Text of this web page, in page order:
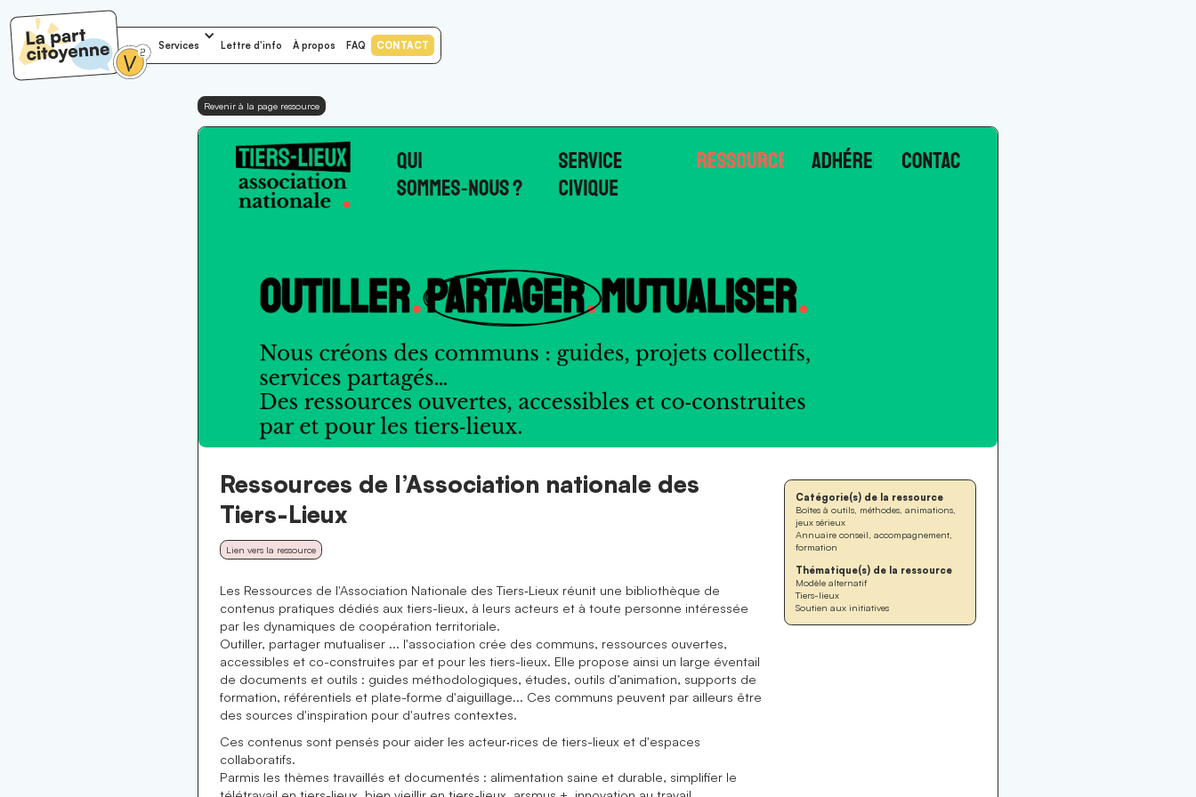
Services Lettre d'info À propos FAQ CONTACT
Revenir à la page ressource
Ressources de l’Association nationale des
Tiers-Lieux
Lien vers la ressource
Les Ressources de l'Association Nationale des Tiers‑Lieux réunit une bibliothèque de
contenus pratiques dédiés aux tiers-lieux, à leurs acteurs et à toute personne intéressée
par les dynamiques de coopération territoriale.
Outiller, partager mutualiser ... l'association crée des communs, ressources ouvertes,
accessibles et co-construites par et pour les tiers-lieux. Elle propose ainsi un large éventail
de documents et outils : guides méthodologiques, études, outils d’animation, supports de
formation, référentiels et plate-forme d'aiguillage... Ces communs peuvent par ailleurs être
des sources d'inspiration pour d'autres contextes.
Ces contenus sont pensés pour aider les acteur·rices de tiers-lieux et d'espaces
collaboratifs.
Parmis les thèmes travaillés et documentés : alimentation saine et durable, simplifier le
Catégorie(s) de la ressource
Boîtes à outils, méthodes, animations,
jeux sérieux
Annuaire conseil, accompagnement,
formation
Thématique(s) de la ressource
Modèle alternatif
Tiers-lieux
Soutien aux initiatives